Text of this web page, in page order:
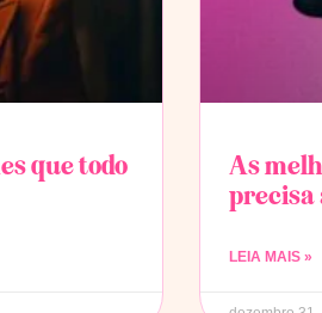
que todo
As
LEIA MAIS »